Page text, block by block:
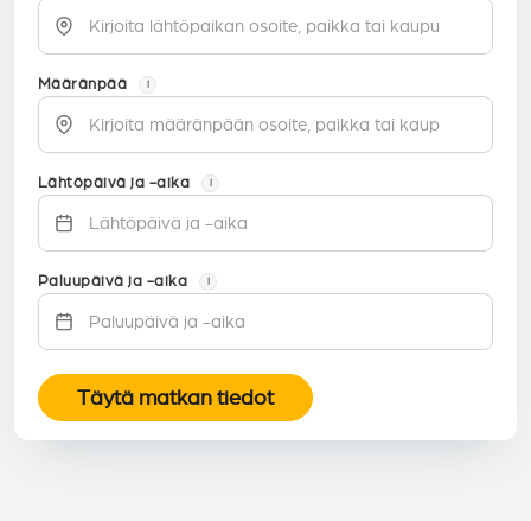
Määränpää i
Lähtöpäivä ja -aika i
Paluupäivä ja -aika i
Täytä matkan tiedot